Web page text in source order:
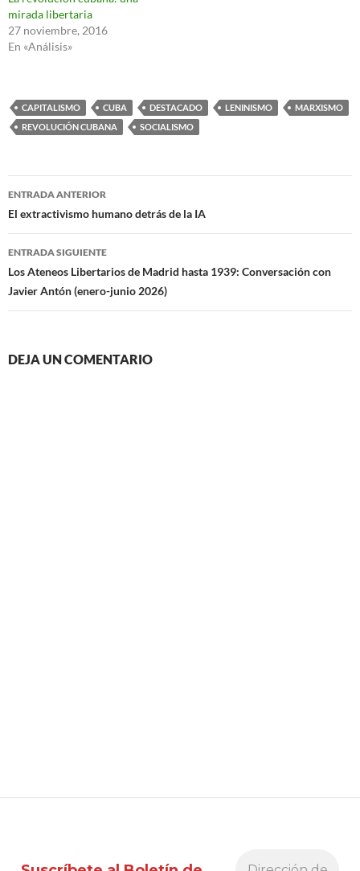
mirada libertaria
27 noviembre, 2016
En «Análisis»
CAPITALISMO CUBA DESTACADO LENINISMO
MARXISMO
REVOLUCIÓN CUBANA
SOCIALISMO
Navegación
de
entradas
ENTRADA ANTERIOR
El extractivismo humano detrás de la IA
ENTRADA SIGUIENTE
Los Ateneos Libertarios de Madrid hasta 1939: Conversación con
Javier Antón (enero-junio 2026)
DEJA UN COMENTARIO